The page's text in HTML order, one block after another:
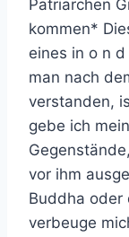
Patriarchen
kommen*
eines in o n
man nach
verstanden,
gebe ich
vor ihm
Buddha oder
verbeuge